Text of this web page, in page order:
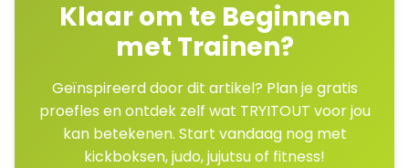
Klaar om te Beginnen
met Trainen?
Geïnspireerd door dit artikel? Plan je gratis
proefles en ontdek zelf wat TRYITOUT voor jou
kan betekenen. Start vandaag nog met
kickboksen, judo, jujutsu of fitness!